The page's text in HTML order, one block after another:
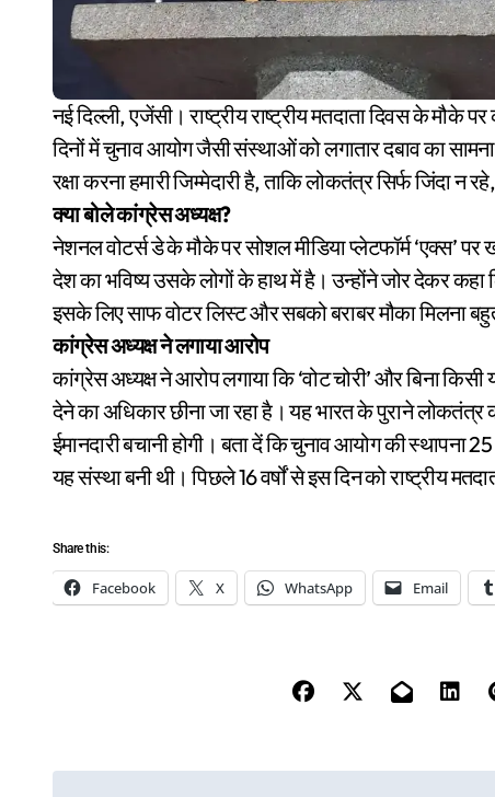
नई दिल्ली, एजेंसी। राष्ट्रीय राष्ट्रीय मतदाता दिवस के मौके पर कांग्रेस अध्यक्ष मल्लिकार्जुन खरगे ने रविवार को कहा कि हाल के
दिनों में चुनाव आयोग जैसी संस्थाओं को लगातार दबाव का
रक्षा करना हमारी जिम्मेदारी है, ताकि लोकतंत्र सिर्फ जिंदा न
क्या बोले कांग्रेस अध्यक्ष?
नेशनल वोटर्स डे के मौके पर सोशल मीडिया प्लेटफॉर्म ‘एक्स’
देश का भविष्य उसके लोगों के हाथ में है। उन्होंने जोर देकर कहा
इसके लिए साफ वोटर लिस्ट और सबको बराबर मौका मिलना
कांग्रेस अध्यक्ष ने लगाया आरोप
कांग्रेस अध्यक्ष ने आरोप लगाया कि ‘वोट चोरी’ और बिना
देने का अधिकार छीना जा रहा है। यह भारत के पुराने
ईमानदारी बचानी होगी। बता दें कि चुनाव आयोग की
यह संस्था बनी थी। पिछले 16 वर्षों से इस दिन को राष्ट्रीय
Share this:
Facebook X WhatsApp Email